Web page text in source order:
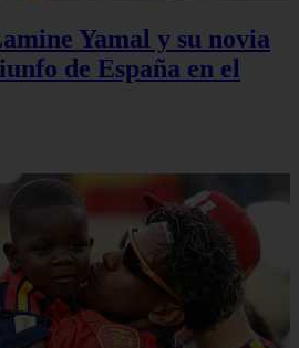
Yamal y su novia
de España en el